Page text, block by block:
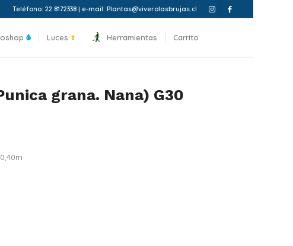
Teléfono: 22 8172338 | e-mail: Plantas@viverolasbrujas.cl
Luces Herramientas Carrito
grana. Nana) G30